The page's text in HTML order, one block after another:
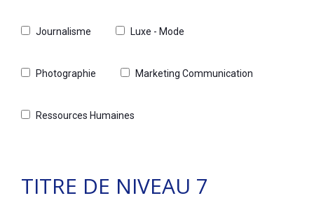
Journalisme Luxe - Mode
Photographie Marketing Communication
Ressources Humaines
TITRE DE NIVEAU 7